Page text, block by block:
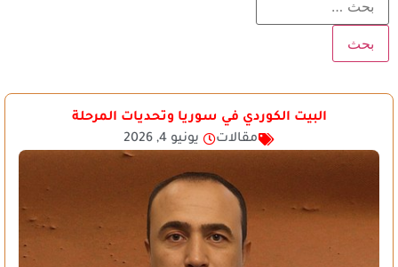
البيت الكوردي في سوريا وتحديات المرحلة
مقالات
يونيو 4, 2026